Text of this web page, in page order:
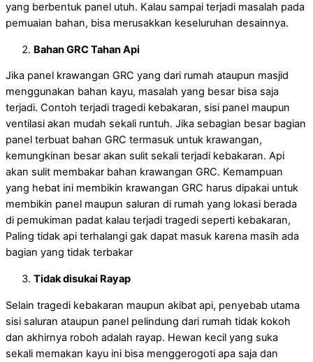
yang berbentuk panel utuh. Kalau sampai terjadi masalah pada
pemuaian bahan, bisa merusakkan keseluruhan desainnya.
Bahan GRC Tahan Api
Jika panel krawangan GRC yang dari rumah ataupun masjid
menggunakan bahan kayu, masalah yang besar bisa saja
terjadi. Contoh terjadi tragedi kebakaran, sisi panel maupun
ventilasi akan mudah sekali runtuh. Jika sebagian besar bagian
panel terbuat bahan GRC termasuk untuk krawangan,
kemungkinan besar akan sulit sekali terjadi kebakaran. Api
akan sulit membakar bahan krawangan GRC. Kemampuan
yang hebat ini membikin krawangan GRC harus dipakai untuk
membikin panel maupun saluran di rumah yang lokasi berada
di pemukiman padat kalau terjadi tragedi seperti kebakaran,
Paling tidak api terhalangi gak dapat masuk karena masih ada
bagian yang tidak terbakar
Tidak disukai Rayap
Selain tragedi kebakaran maupun akibat api, penyebab utama
sisi saluran ataupun panel pelindung dari rumah tidak kokoh
dan akhirnya roboh adalah rayap. Hewan kecil yang suka
sekali memakan kayu ini bisa menggerogoti apa saja dan